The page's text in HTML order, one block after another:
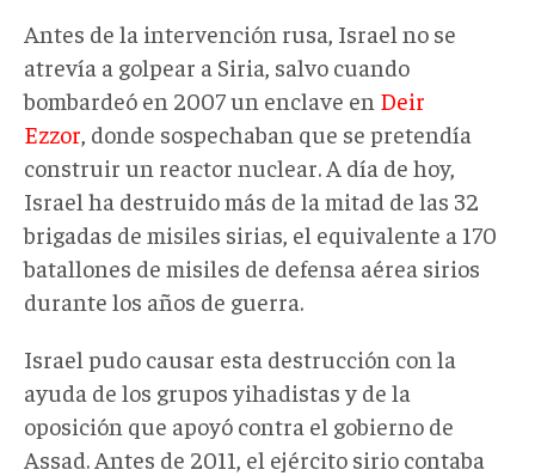
Antes de la intervención rusa, Israel no se
atrevía a golpear a Siria, salvo cuando
bombardeó en 2007 un enclave en Deir
Ezzor, donde sospechaban que se pretendía
construir un reactor nuclear. A día de hoy,
Israel ha destruido más de la mitad de las 32
brigadas de misiles sirias, el equivalente a 170
batallones de misiles de defensa aérea sirios
durante los años de guerra.
Israel pudo causar esta destrucción con la
ayuda de los grupos yihadistas y de la
oposición que apoyó contra el gobierno de
Assad. Antes de 2011, el ejército sirio contaba